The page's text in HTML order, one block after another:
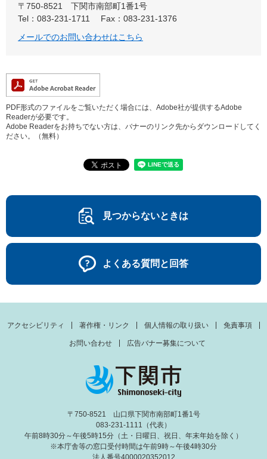
〒750-8521
下関市南部町1番1号
Tel：083-231-1711
Fax：083-231-1376
メールでのお問い合わせはこちら
PDF形式のファイルをご覧いただく場合には、Adobe社が提供するAdobe
Readerが必要です。
Adobe Readerをお持ちでない方は、バナーのリンク先からダウンロードしてく
ださい。（無料）
見つからないときは
よくある質問と回答
アクセシビリティ 著作権・リンク 個人情報の取り扱い 免責事項
お問い合わせ 広告バナー募集について
〒750-8521 山口県下関市南部町1番1号
083-231-1111（代表）
午前8時30分～午後5時15分（土・日曜日、祝日、年末年始を除く）
※本庁舎等の窓口受付時間は午前9時～午後4時30分
法人番号4000020352012